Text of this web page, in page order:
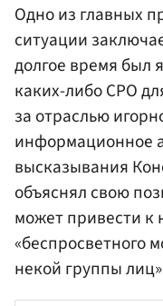
Одно из главных
ситуации
долгое время был
каких-либо СРО
за отраслью
информационное
высказывания
объяснял свою
может привести к
«беспросветного
некой группы